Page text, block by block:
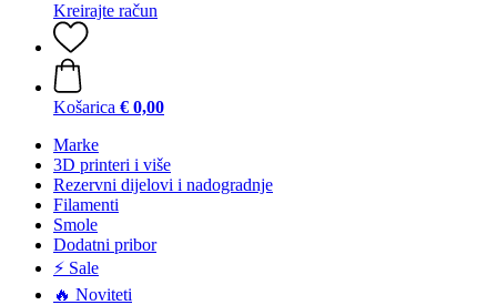
Kreirajte račun
Košarica € 0,00
Marke
3D printeri i više
Rezervni dijelovi i nadogradnje
Filamenti
Smole
Dodatni pribor
⚡ Sale
🔥 Noviteti